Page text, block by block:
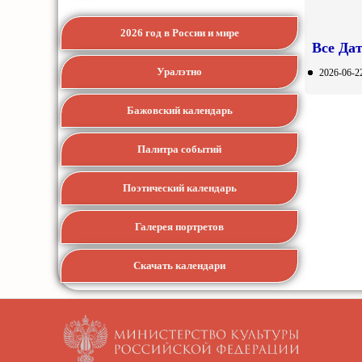
2026 год в России и мире
Уралэтно
Бажовский календарь
Палитра событий
Поэтический календарь
Галерея портретов
Скачать календари
Все
2026-06-